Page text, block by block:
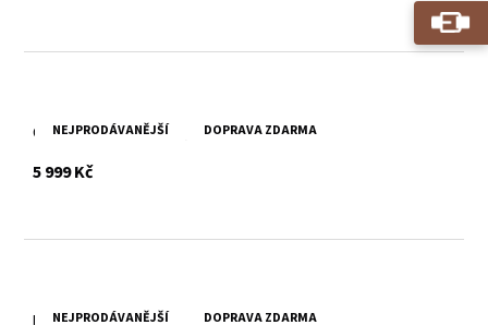
NEJPRODÁVANĚJŠÍ DOPRAVA ZDARMA
Červený dámský kožený křivák Fayola
5 999 Kčs DPH
NEJPRODÁVANĚJŠÍ DOPRAVA ZDARMA
Hnědý dámský kožený křivák Fayola